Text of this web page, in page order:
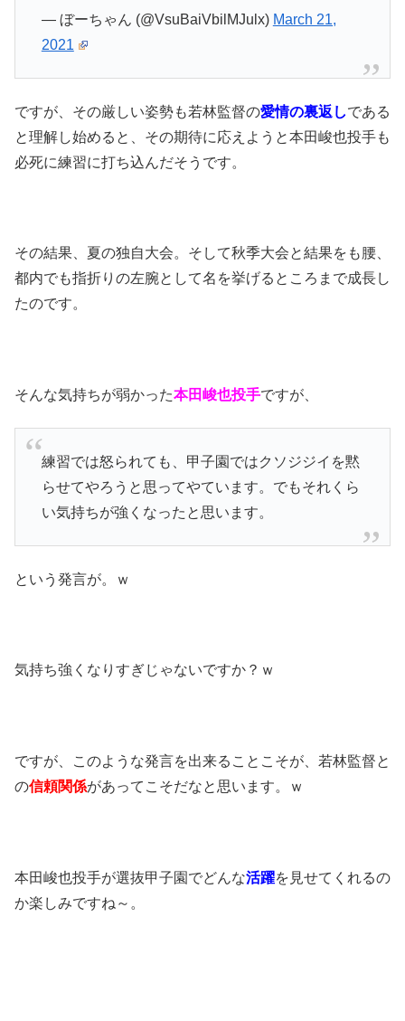
— ぼーちゃん (@VsuBaiVbilMJulx) March 21,
2021
ですが、その厳しい姿勢も若林監督の愛情の裏返しである
と理解し始めると、その期待に応えようと本田峻也投手も
必死に練習に打ち込んだそうです。
その結果、夏の独自大会。そして秋季大会と結果をも腰、
都内でも指折りの左腕として名を挙げるところまで成長し
たのです。
そんな気持ちが弱かった本田峻也投手ですが、
練習では怒られても、甲子園ではクソジジイを黙
らせてやろうと思ってやています。でもそれくら
い気持ちが強くなったと思います。
という発言が。ｗ
気持ち強くなりすぎじゃないですか？ｗ
ですが、このような発言を出来ることこそが、若林監督と
の信頼関係があってこそだなと思います。ｗ
本田峻也投手が選抜甲子園でどんな活躍を見せてくれるの
か楽しみですね～。